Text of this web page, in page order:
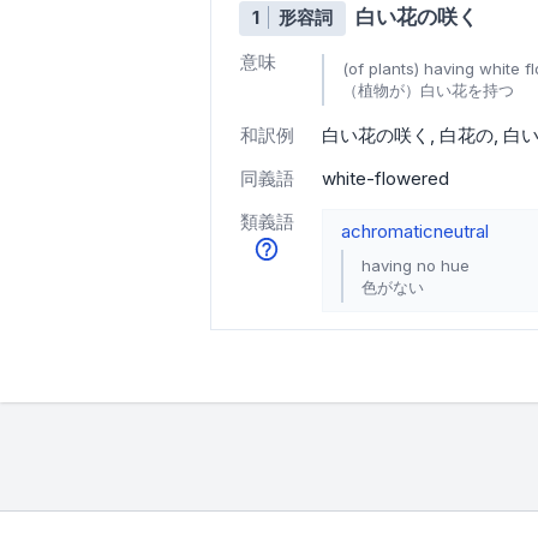
1 形容詞 白い花の咲く
意味
(of plants) having white
（植物が）白い花を持つ
和訳例 白い花の咲く 白花の 白
同義語
white-flowered
類義語
achromaticneutral
having no hue
色がない